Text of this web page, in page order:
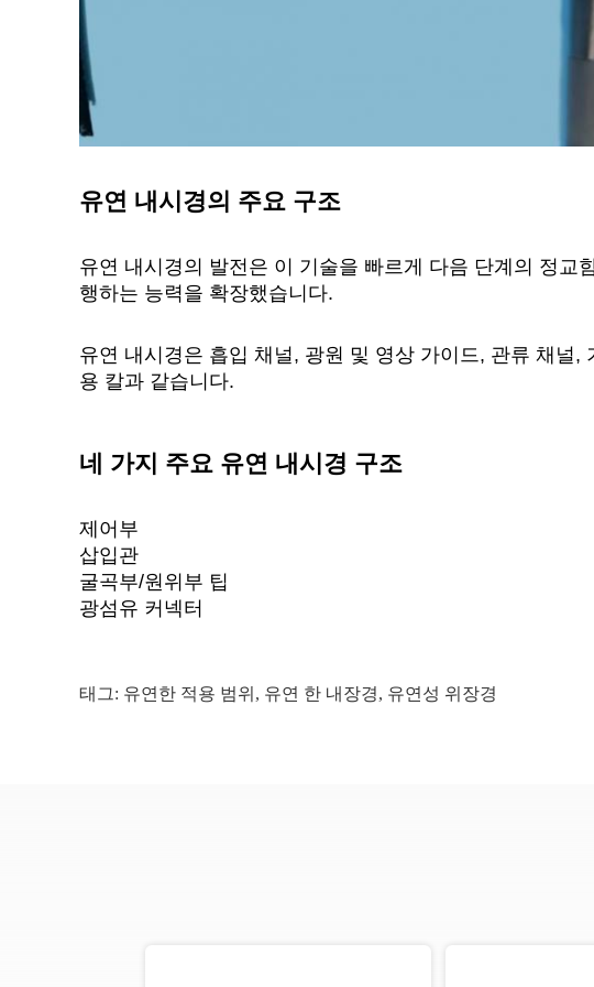
유연 내시경의 주요 구조
유연 내시경의 발전은 이 기술을 빠르게 다음 단계의 정
행하는 능력을 확장했습니다.
유연 내시경은 흡입 채널, 광원 및 영상 가이드, 관류 채널
용 칼과 같습니다.
네 가지 주요 유연 내시경 구조
제어부
삽입관
굴곡부/원위부 팁
광섬유 커넥터
태그: 유연한 적용 범위 , 유연 한 내장경, 유연성 위장경